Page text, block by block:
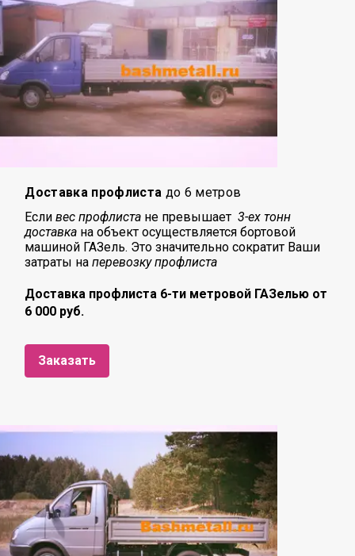
Доставка профлиста до 6 метров
Есливес профлиста не превышает3-ех тонн
доставка на объект осуществляется бортовой
машиной ГАЗель. Это значительно сократит Ваши
затраты наперевозкупрофлиста
Доставка профлиста 6-ти метровой ГАЗелью от
6 000 руб.
Заказать